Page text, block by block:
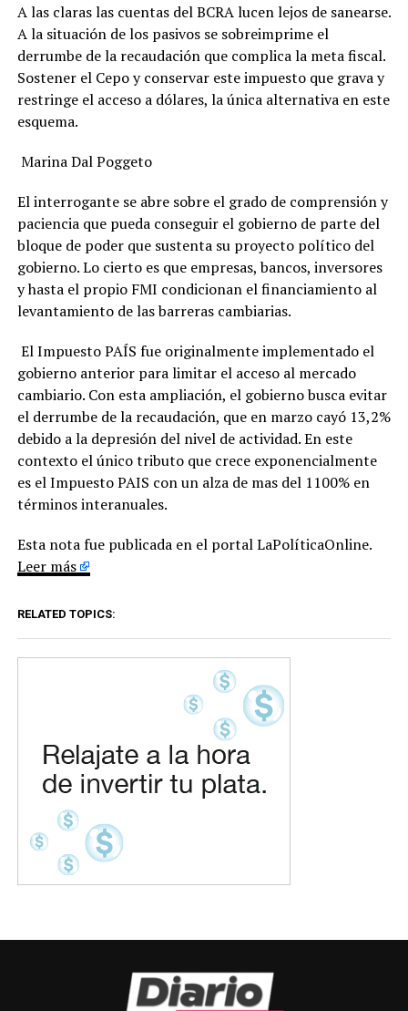
A las claras las cuentas del BCRA lucen lejos de sanearse.
A la situación de los pasivos se sobreimprime el
derrumbe de la recaudación que complica la meta fiscal.
Sostener el Cepo y conservar este impuesto que grava y
restringe el acceso a dólares, la única alternativa en este
esquema.
Marina Dal Poggeto
El interrogante se abre sobre el grado de comprensión y
paciencia que pueda conseguir el gobierno de parte del
bloque de poder que sustenta su proyecto político del
gobierno. Lo cierto es que empresas, bancos, inversores
y hasta el propio FMI condicionan el financiamiento al
levantamiento de las barreras cambiarias.
El Impuesto PAÍS fue originalmente implementado el
gobierno anterior para limitar el acceso al mercado
cambiario. Con esta ampliación, el gobierno busca evitar
el derrumbe de la recaudación, que en marzo cayó 13,2%
debido a la depresión del nivel de actividad. En este
contexto el único tributo que crece exponencialmente
es el Impuesto PAIS con un alza de mas del 1100% en
términos interanuales.
Esta nota fue publicada en el portal LaPolíticaOnline.
Leer más
RELATED TOPICS: